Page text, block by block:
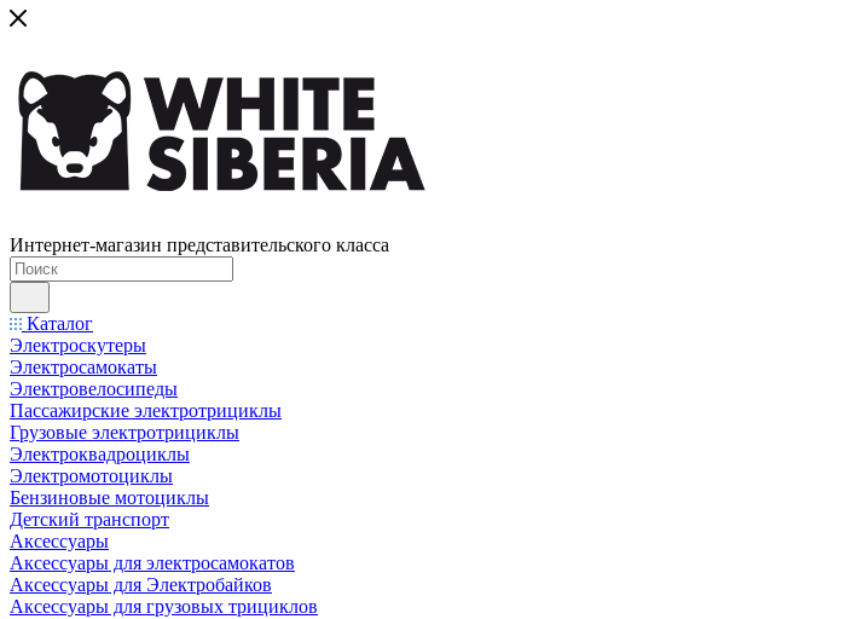
Интернет-магазин представительского класса
Каталог
Электроскутеры
Электросамокаты
Электровелосипеды
Пассажирские электротрициклы
Грузовые электротрициклы
Электроквадроциклы
Электромотоциклы
Бензиновые мотоциклы
Детский транспорт
Аксессуары
Аксессуары для электросамокатов
Аксессуары для Электробайков
Аксессуары для грузовых трициклов